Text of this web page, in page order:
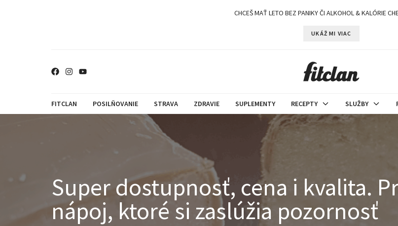
CHCEŠ MAŤ LETO BEZ PANIKY ČI ALKOHOL & KALÓRIE
UKÁŽ MI VIAC
FITCLAN POSILŇOVANIE STRAVA ZDRAVIE SUPLEMENTY RECEPTY SLUŽBY
Super dostupnosť, cena i kvalita.
nápoj, ktoré si zaslúžia pozornosť